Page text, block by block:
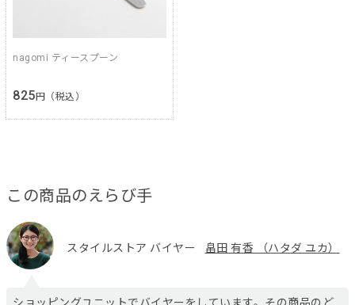
nagomi ティースプーン
825 円（税込）
この商品のえらび手
スタイルストア バイヤー 畠田 有香 （ハタダ ユカ）